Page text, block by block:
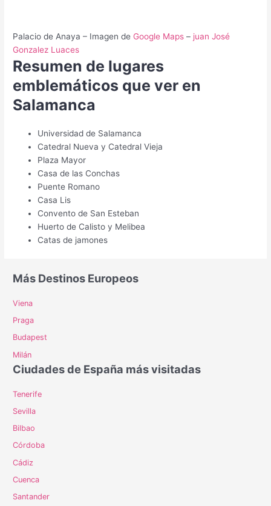
Palacio de Anaya – Imagen de Google Maps – juan José
Gonzalez Luaces
Resumen de lugares
emblemáticos que ver en
Salamanca
Universidad de Salamanca
Catedral Nueva y Catedral Vieja
Plaza Mayor
Casa de las Conchas
Puente Romano
Casa Lis
Convento de San Esteban
Huerto de Calisto y Melibea
Catas de jamones
Más Destinos Europeos
Viena
Praga
Budapest
Milán
Ciudades de España más visitadas
Tenerife
Sevilla
Bilbao
Córdoba
Cádiz
Cuenca
Santander